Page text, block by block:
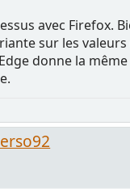
avec Firefox.
sur les valeurs
donne la